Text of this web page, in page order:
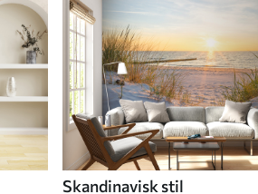
Skandinavisk stil